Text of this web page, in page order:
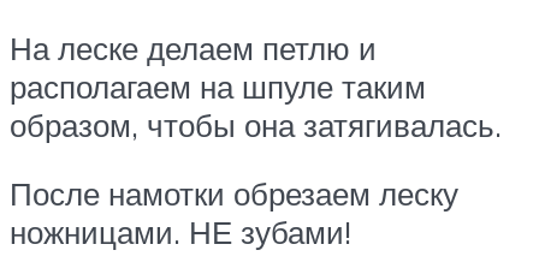
На леске делаем петлю и
располагаем на шпуле таким
образом, чтобы она затягивалась.
После намотки обрезаем леску
ножницами. НЕ зубами!